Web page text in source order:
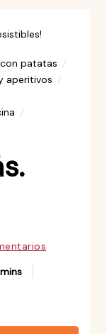
con patatas
aperitivos